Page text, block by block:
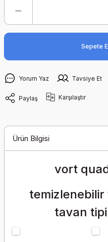
Sepete
Yorum Yaz Tavsiye Et
Paylaş Karşılaştır
Ürün Bilgisi
vort
tavan